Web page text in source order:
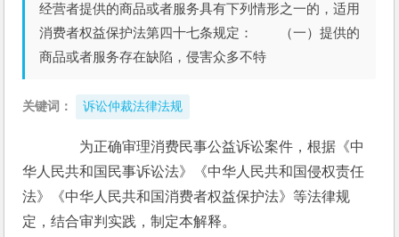
经营者提供的商品或者服务具有下列情形之一的，适用
消费者权益保护法第四十七条规定： （一）提供的
商品或者服务存在缺陷，侵害众多不特
关键词： 诉讼仲裁法律法规
为正确审理消费民事公益诉讼案件，根据《中
华人民共和国民事诉讼法》《中华人民共和国侵权责任
法》《中华人民共和国消费者权益保护法》等法律规
定，结合审判实践，制定本解释。